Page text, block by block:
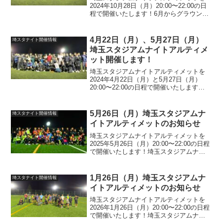
2024年10月28日（月）20:00〜22:00の日
程で開催いたします！6月からグラウンド
月から再開となります。５回目の埼スタ
ナ...
埼スタナイト開催情報
4月22日（月）、5月27日（月）
埼玉スタジアムナイトアルティメ
ット開催します！
埼玉スタジアムナイトアルティメットを
2024年4月22日（月）と5月27日（月）
20:00〜22:00の日程で開催いたします！
参加者にお集まりいただき大盛況とな
り...
埼スタナイト開催情報
5月26日（月）埼玉スタジアムナ
イトアルティメットのお知らせ
埼玉スタジアムナイトアルティメットを
2025年5月26日（月）20:00〜22:00の日程
で開催いたします！埼玉スタジアムナイ
は以下の参加フォームを登録の上、ご参
加いた...
埼スタナイト開催情報
1月26日（月）埼玉スタジアムナ
イトアルティメットのお知らせ
埼玉スタジアムナイトアルティメットを
2026年1月26日（月）20:00〜22:00の日程
で開催いたします！埼玉スタジアムナイ